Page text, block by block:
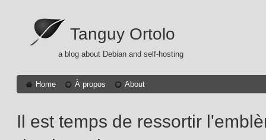
Tanguy Ortolo
a blog about Debian and self-hosting
Home À propos About
Il est temps de ressortir